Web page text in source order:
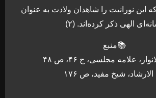
نورانیت را شاهدان ولادت به عنوان
الهی ذکر کرده‌اند. (۲)
📚منبع